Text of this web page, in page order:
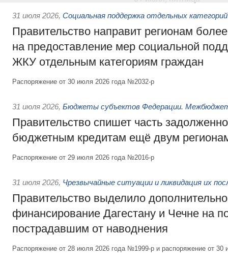
31 июля 2026, Социальная поддержка отдельных
Правительство направит регионам
на предоставление мер социальной
ЖКУ отдельным категориям граждан
Распоряжение от 30 июля 2026 года №2032-р
31 июля 2026, Бюджеты субъектов Федерации.
Правительство спишет часть
бюджетным кредитам ещё двум
Распоряжение от 29 июля 2026 года №2016-р
31 июля 2026, Чрезвычайные ситуации и ликвидация их
Правительство выделило
финансирование Дагестану и Чечне на
пострадавшим от наводнения
Распоряжение от 28 июля 2026 года №1999-р и распоряжение от